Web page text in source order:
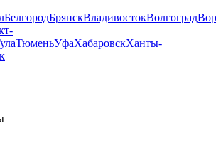
БелгородБрянскВладивостокВолгоград
ТюменьУфаХабаровскХанты-